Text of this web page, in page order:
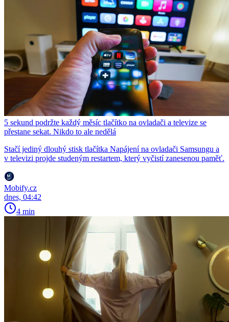
5 sekund podržte každý měsíc tlačítko na ovladači a televize se
přestane sekat. Nikdo to ale nedělá
Stačí jediný dlouhý stisk tlačítka Napájení na ovladači Samsungu a
v televizi projde studeným restartem, který vyčistí zanesenou paměť.
Mobify.cz
dnes, 04:42
4 min